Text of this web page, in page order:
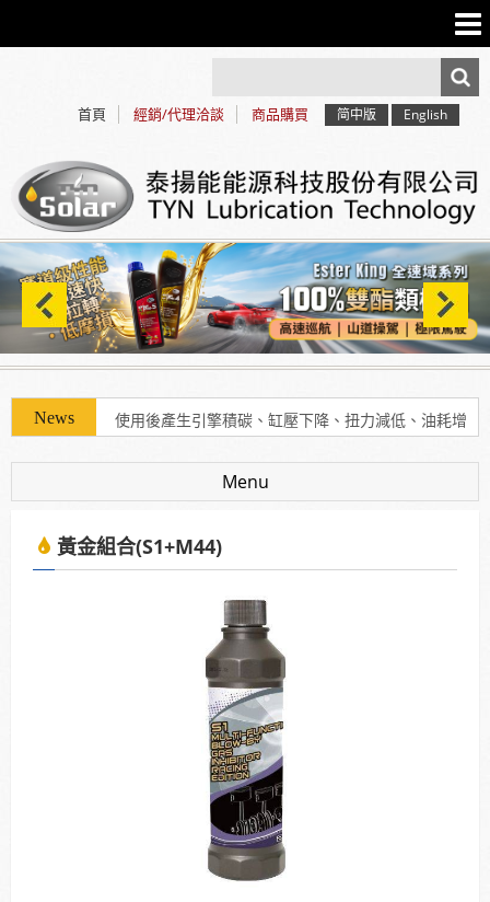
首頁 經銷/代理洽談 商品購買 简中版 English
使用後產生引擎積碳、缸壓下降、扭力減低、油耗增
加等現象
2025年7月13日受KBS京都電視台邀請採訪，廣受日
使用後產生引擎積碳、缸壓下降、扭力減低、油耗增
2025年7月13日受KBS京都電視台邀請採訪，廣受日
Menu
黃金組合(S1+M44)